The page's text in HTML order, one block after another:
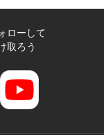
ローして
取ろう